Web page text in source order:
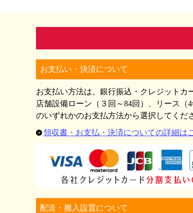
お支払い・決済について
お支払い方法は、銀行振込・クレジットカ
店舗設備ローン（３回～84回）、リース（4
のいずれかのお支払方法から選択してくだ
領収書・お支払・決済についての詳細は
配送・搬入設置について